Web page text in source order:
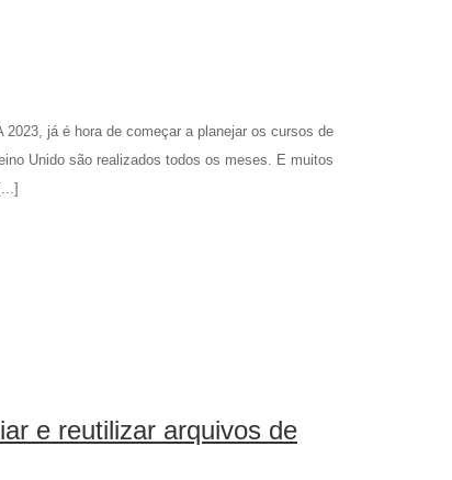
já é hora de começar a planejar os cursos de
Unido são realizados todos os meses. E muitos
e reutilizar arquivos de